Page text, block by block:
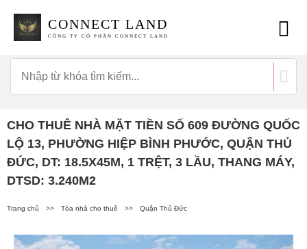
CONNECT LAND
CÔNG TY CỔ PHẦN CONNECT LAND
CHO THUÊ NHÀ MẶT TIỀN SỐ 609 ĐƯỜNG QUỐC
LỘ 13, PHƯỜNG HIỆP BÌNH PHƯỚC, QUẬN THỦ
ĐỨC, DT: 18.5X45M, 1 TRỆT, 3 LẦU, THANG MÁY,
DTSD: 3.240M2
Trang chủ >> Tòa nhà cho thuê >> Quận Thủ Đức